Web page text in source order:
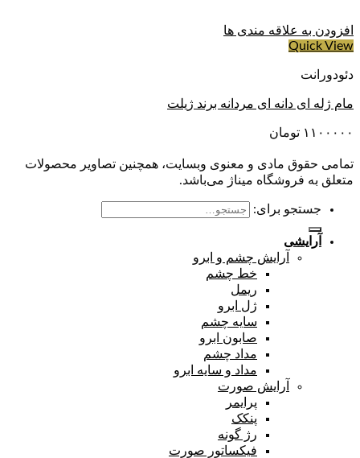
افزودن به علاقه مندی ها
Quick View
دئودورانت
مام ژله ای دانه ای مردانه برند ژیلت
۱۱۰۰۰۰۰ تومان
تمامی حقوق مادی و معنوی وبسایت، همچنین تصاویر محصولات
متعلق به فروشگاه میناژ می‌باشد.
جستجو برای:
آرایشی
آرایش چشم و ابرو
خط چشم
ریمل
ژل ابرو
سایه چشم
صابون ابرو
مداد چشم
مداد و سایه ابرو
آرایش صورت
پرایمر
پنکک
رژ گونه
فیکساتور صورت